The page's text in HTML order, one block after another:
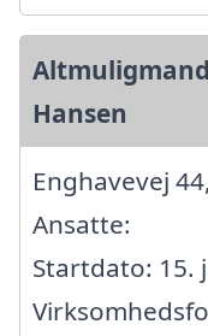
Hansen
Enghavevej
Ansatte:
Startdato: 15.